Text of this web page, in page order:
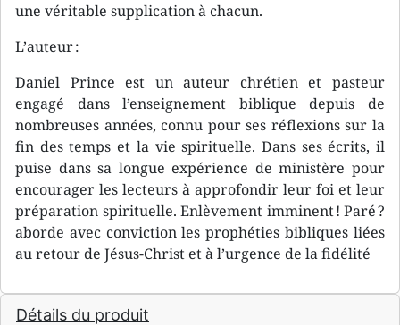
une véritable supplication à chacun.
L’auteur :
Daniel Prince est un auteur chrétien et pasteur
engagé dans l’enseignement biblique depuis de
nombreuses années, connu pour ses réflexions sur la
fin des temps et la vie spirituelle. Dans ses écrits, il
puise dans sa longue expérience de ministère pour
encourager les lecteurs à approfondir leur foi et leur
préparation spirituelle. Enlèvement imminent ! Paré ?
aborde avec conviction les prophéties bibliques liées
au retour de Jésus-Christ et à l’urgence de la fidélité
Détails du produit